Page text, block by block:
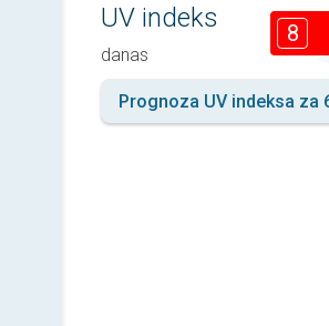
UV indeks
danas
8
Prognoza UV indeksa za